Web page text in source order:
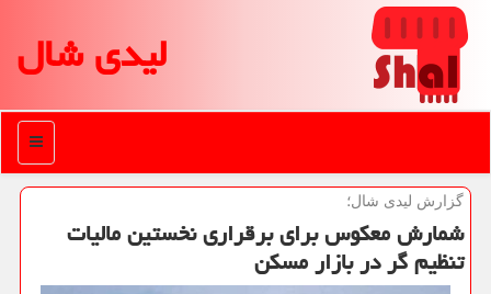
لیدی شال
منو
گزارش لیدی شال؛
شمارش معكوس برای برقراری نخستین مالیات
تنظیم گر در بازار مسكن